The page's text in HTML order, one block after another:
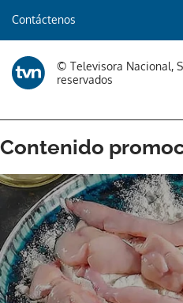
Contáctenos
© Televisora Nacional,
reservados